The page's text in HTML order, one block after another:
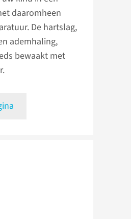
daaromheen
De hartslag,
ademhaling,
bewaakt met